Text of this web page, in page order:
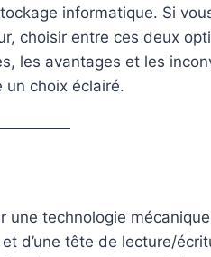
informatique. Si
choisir entre ces deux
les avantages et les
choix éclairé.
une technologie
d’une tête de lecture/